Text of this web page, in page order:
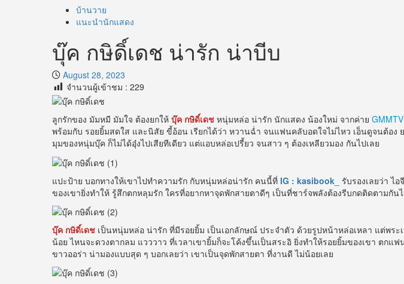
บ้านวาย
แนะนำนักแสดง
บุ๊ค กษิดิ์เดช น่ารัก น่าบีบ
August 28, 2023
จำนวนผู้เข้าชม : 229
ลูกรักของ มัมหมี มัมใจ ต้องยกให้ บุ๊ค กษิดิ์เดช หนุ่มหล่อ น่ารัก นักแสดง น้องใหม่ จากค่าย GMMTV
พร้อมกับ รอยยิ้มสดใส และนิสัย ขี้อ้อน เรียกได้ว่า หวานฉ่ำ จนแฟนคลับอดใจไม่ไหว เอ็นดูจนต้อ
มุมของหนุ่มบุ๊ค ก็ไม่ได้อุ๋งไปเสียทีเดียว แต่แอบหล่อเปรี้ยว จนสาว ๆ ต้องเหลียวมอง กันไปเลย
แปะป้าย บอกทางให้เขาไปทำความรัก กับหนุ่มหล่อน่ารัก คนนี้ที่ IG : kasibook_
รับรองเลยว่า ไ
ของเขายิ่งทำให้ รู้สึกตกหลุมรัก ใครที่อยากหาจุดพักสายตาดีๆ เป็นที่ชาร์จพลังต้องรีบกดติดตามกัน
บุ๊ค กษิดิ์เดช เป็นหนุ่มหล่อ น่ารัก ที่มีรอยยิ้ม เป็นเอกลักษณ์ ประจำตัว ด้วยรูปหน้าหล่อเหลา แต่พร
น้อย ไหนจะดวงตากลม แวววาว ที่เวลาเขายิ้มก็จะโค้งขึ้นเป็นสระอิ ยิ่งทำให้รอยยิ้มของเขา ต
ขาวออร่า น่ามองแบบสุด ๆ บอกเลยว่า เขาเป็นจุดพักสายตา ที่งานดี ไม่น้อยเลย